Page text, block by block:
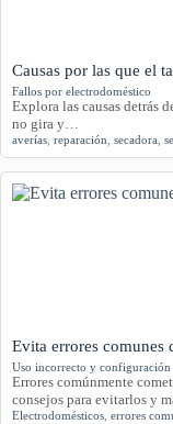
Causas por las que el
Fallos por electrodoméstico
Explora las causas detrás
no gira y…
averías reparación secadora
Evita errores comunes
Uso incorrecto y configuración
Errores comúnmente
consejos para evitarlos y
Electrodomésticos errores